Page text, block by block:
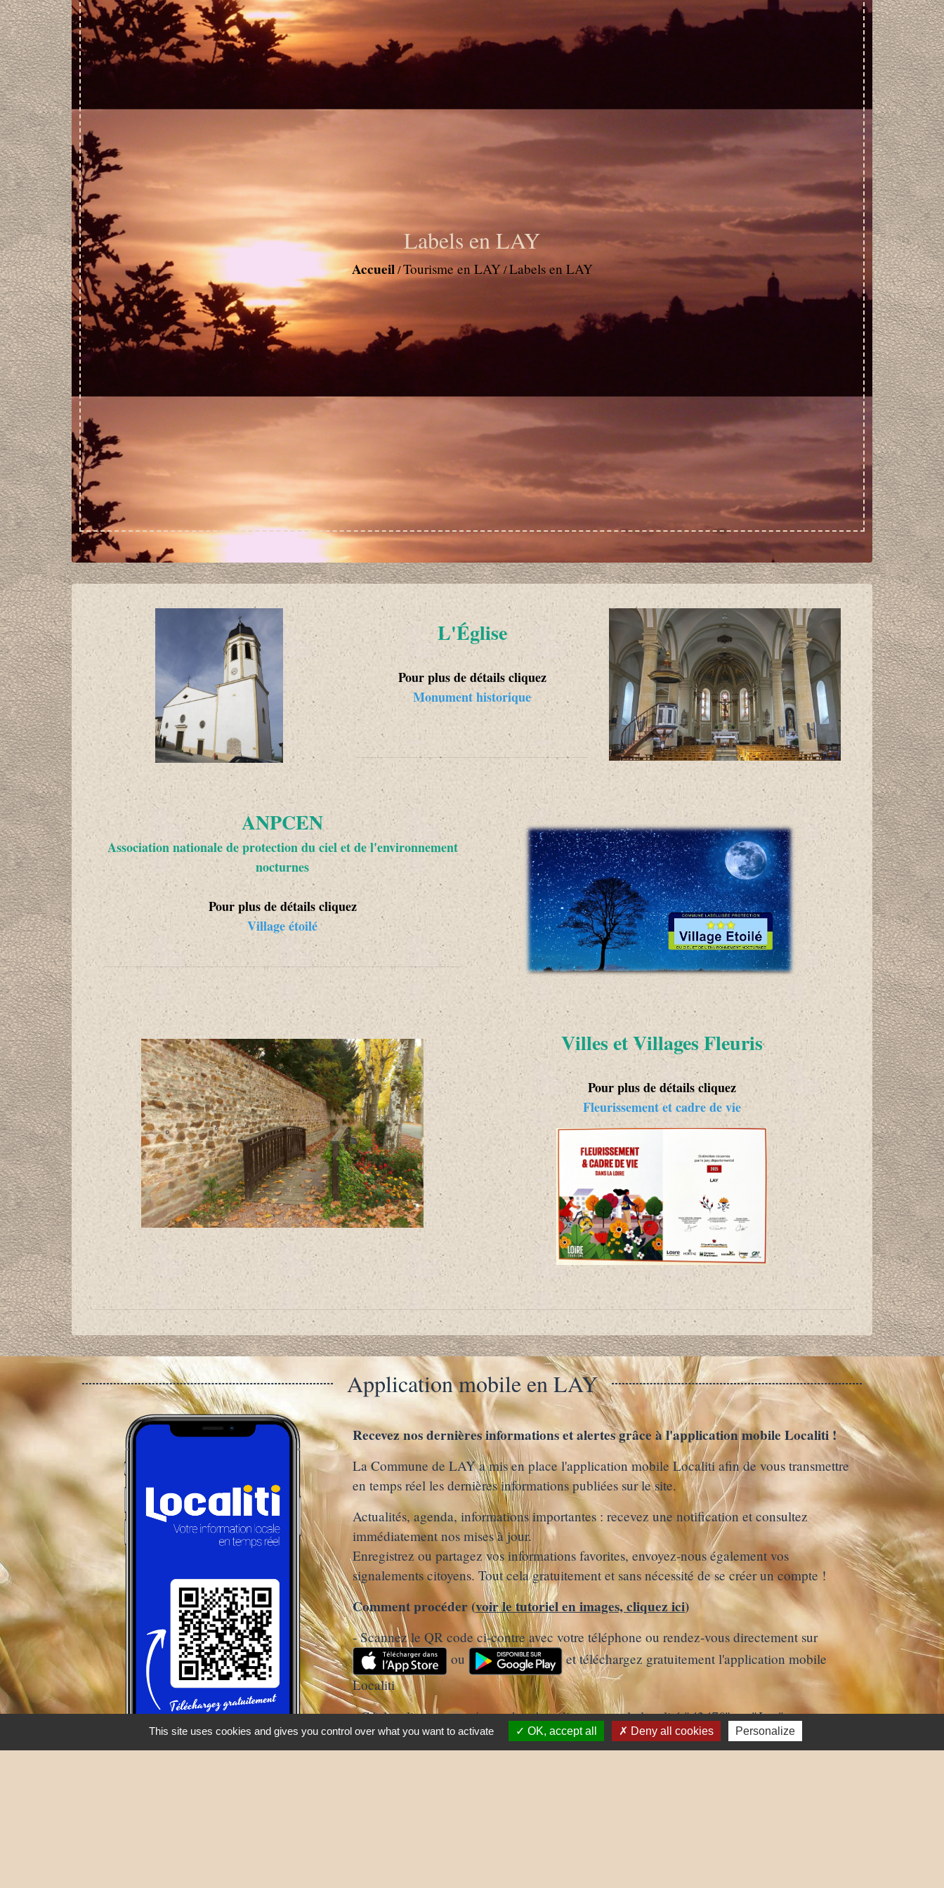
Labels en LAY
Accueil/Tourisme en LAY/Labels en LAY
L'Église
Pour plus de détails cliquez
Monument historique
ANPCEN
Association nationale de protection du ciel et de l'environnement
nocturnes
Pour plus de détails cliquez
Village étoilé
Villes et Villages Fleuris
Pour plus de détails cliquez
Fleurissement et cadre de vie
Application mobile en LAY
Recevez nos dernières informations et alertes grâce à l'application mobile Localiti !
La Commune de LAY a mis en place l'application mobile Localiti afin de vous transmettre
en temps réel les dernières informations publiées sur le site.
Actualités, agenda, informations importantes : recevez une notification et consultez
immédiatement nos mises à jour.
Enregistrez ou partagez vos informations favorites, envoyez-nous également vos
signalements citoyens. Tout cela gratuitement et sans nécessité de se créer un compte !
Comment procéder (voir le tutoriel en images, cliquez ici)
- Scannez le QR code ci-contre avec votre téléphone ou rendez-vous directement sur
ou
et téléchargez gratuitement l'application mobile
Localiti
- Géolocalisez-vous et/ou recherchez directement la localité "42470" ou "Lay"
- Abonnez-vous à nos informations en nous enregistrant dans vos "favorisfavorite"
This site uses cookies and gives you control over what you want to activate OK, accept all Deny all cookies Personalize